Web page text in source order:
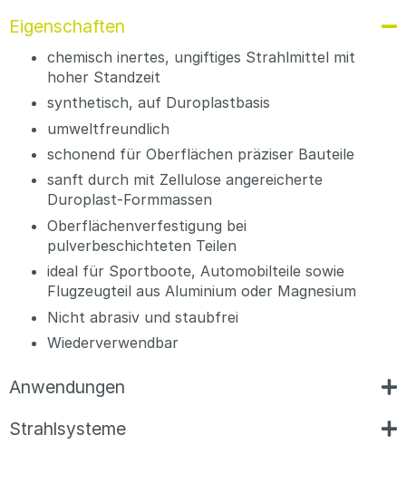
Eigenschaften
chemisch inertes, ungiftiges Strahlmittel mit
hoher Standzeit
synthetisch, auf Duroplastbasis
umweltfreundlich
schonend für Oberflächen präziser Bauteile
sanft durch mit Zellulose angereicherte
Duroplast-Formmassen
Oberflächenverfestigung bei
pulverbeschichteten Teilen
ideal für Sportboote, Automobilteile sowie
Flugzeugteil aus Aluminium oder Magnesium
Nicht abrasiv und staubfrei
Wiederverwendbar
Anwendungen
Strahlsysteme